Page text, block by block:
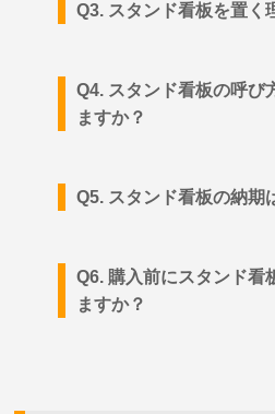
Q3. スタンド看板を置く
Q4. スタンド看板の呼び
ますか？
Q5. スタンド看板の納期
Q6. 購入前にスタンド看
ますか？